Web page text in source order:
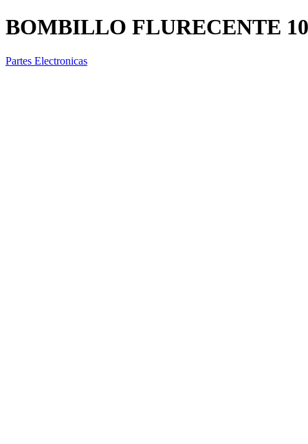
BOMBILLO FLURECENTE
Partes Electronicas